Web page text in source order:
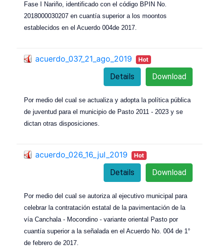
Fase I Nariño, identificado con el código BPIN No.
2018000030207 en cuantía superior a los moontos
establecidos en el Acuerdo 004de 2017.
acuerdo_037_21_ago_2019 Hot
Download
Details
Por medio del cual se actualiza y adopta la política pública
de juventud para el municipio de Pasto 2011 - 2023 y se
dictan otras disposiciones.
acuerdo_026_16_jul_2019 Hot
Download
Details
Por medio del cual se autoriza al ejecutivo municipal para
celebrar la contratación estatal de la pavimentación de la
vía Canchala - Mocondino - variante oriental Pasto por
cuantía superior a la señalada en el Acuerdo No. 004 de 1°
de febrero de 2017.